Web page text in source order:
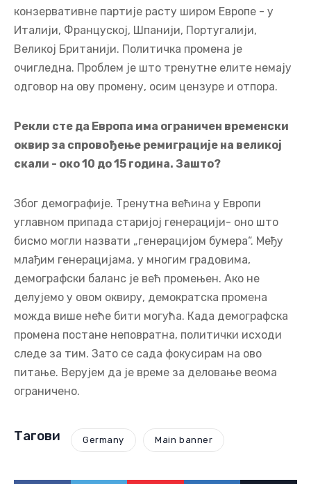
конзервативне партије расту широм Европе - у
Италији, Француској, Шпанији, Португалији,
Великој Британији. Политичка промена је
очигледна. Проблем је што тренутне елите немају
одговор на ову промену, осим цензуре и отпора.
Рекли сте да Европа има ограничен временски
оквир за спровођење ремиграције на великој
скали - око 10 до 15 година. Зашто?
Због демографије. Тренутна већина у Европи
углавном припада старијој генерацији- оно што
бисмо могли назвати „генерацијом бумера“. Међу
млађим генерацијама, у многим градовима,
демографски баланс је већ промењен. Ако не
делујемо у овом оквиру, демократска промена
можда више неће бити могућа. Када демографска
промена постане неповратна, политички исходи
следе за тим. Зато се сада фокусирам на ово
питање. Верујем да је време за деловање веома
ограничено.
Тагови Germany Main banner